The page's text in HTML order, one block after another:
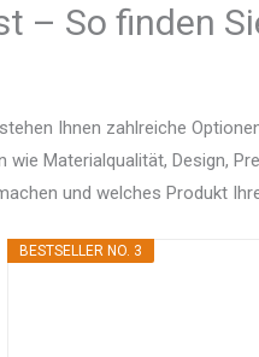
– So finden
Ihnen zahlreiche
Materialqualität, Design,
und welches Produkt
BESTSELLER NO. 3